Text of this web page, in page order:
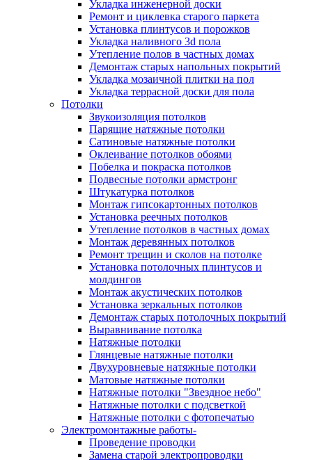
Укладка инженерной доски
Ремонт и циклевка старого паркета
Установка плинтусов и порожков
Укладка наливного 3d пола
Утепление полов в частных домах
Демонтаж старых напольных покрытий
Укладка мозаичной плитки на пол
Укладка террасной доски для пола
Потолки
Звукоизоляция потолков
Парящие натяжные потолки
Сатиновые натяжные потолки
Оклеивание потолков обоями
Побелка и покраска потолков
Подвесные потолки армстронг
Штукатурка потолков
Монтаж гипсокартонных потолков
Установка реечных потолков
Утепление потолков в частных домах
Монтаж деревянных потолков
Ремонт трещин и сколов на потолке
Установка потолочных плинтусов и
молдингов
Монтаж акустических потолков
Установка зеркальных потолков
Демонтаж старых потолочных покрытий
Выравнивание потолка
Натяжные потолки
Глянцевые натяжные потолки
Двухуровневые натяжные потолки
Матовые натяжные потолки
Натяжные потолки "Звездное небо"
Натяжные потолки с подсветкой
Натяжные потолки с фотопечатью
Электромонтажные работы-
Проведение проводки
Замена старой электропроводки